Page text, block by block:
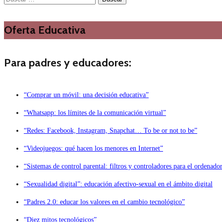
Oferta Educativa
Para padres y educadores:
“Comprar un móvil: una decisión educativa”
“Whatsapp: los límites de la comunicación virtual”
“Redes: Facebook, Instagram, Snapchat… To be or not to be”
“Videojuegos: qué hacen los menores en Internet”
“Sistemas de control parental: filtros y controladores para el
“Sexualidad digital”: educación afectivo-sexual en el ámbito digital
“Padres 2.0: educar los valores en el cambio tecnológico”
“Diez mitos tecnológicos”